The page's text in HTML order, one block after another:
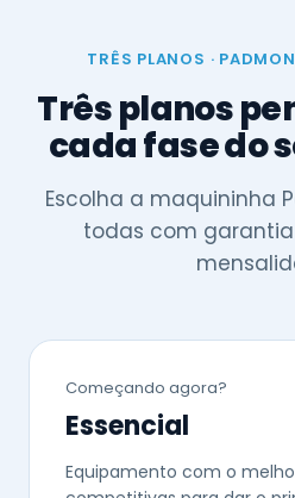
TRÊS PLANOS ·
Três planos
cada fase do
Escolha a maquininha
todas com
Começando agora?
Essencial
Equipamento com o